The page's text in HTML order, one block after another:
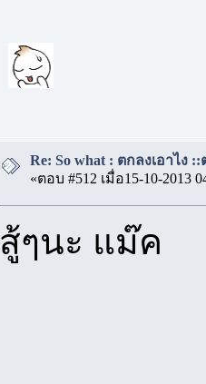
Re: So what : ตกลงเอาไง ::
«ตอบ #512 เมื่อ15-10-2013
สู้ๆนะ แม๊ค